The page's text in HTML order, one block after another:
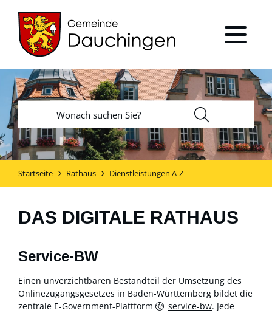
Startseite Rathaus Dienstleistungen A-Z
DAS DIGITALE RATHAUS
Service-BW
Einen unverzichtbaren Bestandteil der Umsetzung des
Onlinezugangsgesetzes in Baden-Württemberg bildet die
zentrale E-Government-Plattform
service-bw. Jede